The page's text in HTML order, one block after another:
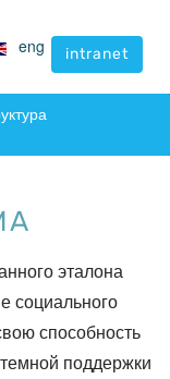
eng intranet
eng intranet
эталона
социального
способность
поддержки